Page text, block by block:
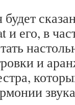
и его, в
и